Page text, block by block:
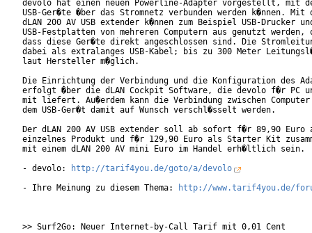
devolo hat einen neuen Powerline-Adapter vorgestellt, mit
USB-Ger�te �ber das Stromnetz verbunden werden k�nnen. Mit
dLAN 200 AV USB extender k�nnen zum Beispiel USB-Drucker
USB-Festplatten von mehreren Computern aus genutzt werden,
dass diese Ger�te direkt angeschlossen sind. Die
dabei als extralanges USB-Kabel; bis zu 300 Meter
laut Hersteller m�glich.
Die Einrichtung der Verbindung und die Konfiguration des
erfolgt �ber die dLAN Cockpit Software, die devolo f�r PC
mit liefert. Au�erdem kann die Verbindung zwischen Computer
dem USB-Ger�t damit auf Wunsch verschl�sselt werden.
Der dLAN 200 AV USB extender soll ab sofort f�r 89,90 Euro
einzelnes Produkt und f�r 129,90 Euro als Starter Kit
mit einem dLAN 200 AV mini Euro im Handel erh�ltlich sein.
- devolo:
http://tarif4you.de/goto/a/devolo
- Ihre Meinung zu diesem Thema:
http://www.tarif4you.de/
>> Surf2Go: Neuer Internet-by-Call Tarif mit 0,01 Cent